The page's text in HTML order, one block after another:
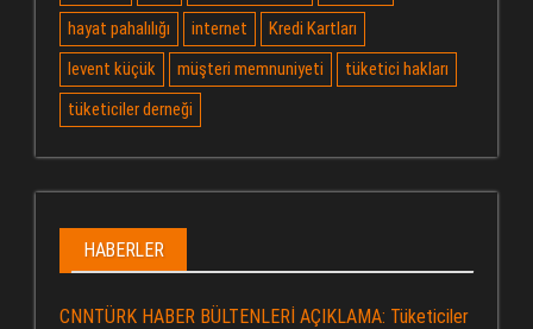
hayat pahalılığı
internet
Kredi Kartları
levent küçük
müşteri memnuniyeti
tüketici hakları
tüketiciler derneği
HABERLER
CNNTÜRK HABER BÜLTENLERİ AÇIKLAMA: Tüketiciler